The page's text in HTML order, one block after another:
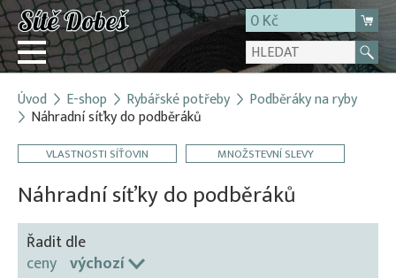
0 Kč
Přihlásit
Registrace
E-shop
O firmě
Kontakt
Úvod E-shop Rybářské potřeby Podběráky na ryby
Náhradní síťky do podběráků
VLASTNOSTI SÍŤOVIN MNOŽSTEVNÍ SLEVY
Náhradní síťky do podběráků
Řadit dle
ceny výchozí